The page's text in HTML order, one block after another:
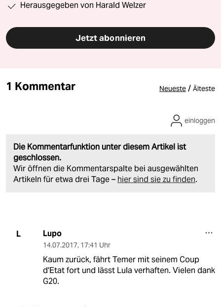
Herausgegeben von Harald Welzer
Jetzt abonnieren
1 Kommentar Neueste / Älteste
Die Kommentarfunktion unter diesem Artikel ist
geschlossen.
Wir öffnen die Kommentarspalte bei ausgewählten
Artikeln für etwa drei Tage – hier sind sie zu finden.
einloggen
L Lupo
14.07.2017, 17:41 Uhr
Kaum zurück, fährt Temer mit seinem Coup
d'Etat fort und lässt Lula verhaften. Vielen dank
G20.